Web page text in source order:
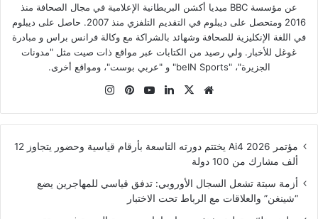
عن مؤسسة BBC ميديا أكشن البريطانية الإعلامية في مجال الصحافة منذ
2016 ومتحصل على ديبلوم في التقديم التلفزي منذ 2007. حاصل على ديبلوم
في اللغة الإنكليزية للصحافة وشهائد بالشراكة مع وكالة فرانس براس و مبادرة
غوغل للأخبار. ولي رصيد من الكتابات عبر مواقع ذات صيت مثل "مدونات
الجزيرة"، "beIN Sports" و "عربي بوست"، ومواقع أخرى.
موقع
‫X لينكدإن‫YouTubeبينتيريست
مؤتمر Ai4 2026 يختتم دورته التاسعة بأرقام قياسية وحضور يتجاوز 12
ألف مشارك من 100 دولة
أزمة سبتة تشعل السجال الأوروبي: تدفق قياسي للمهاجرين يضع
“شينغن” والعلاقات مع الرباط تحت الاختبار